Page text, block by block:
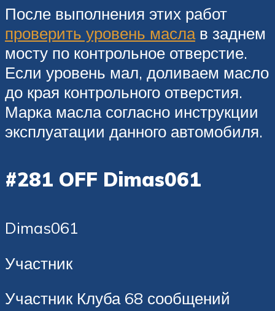
После выполнения этих работ
проверить уровень маслав заднем
мосту по контрольное отверстие.
Если уровень мал, доливаем масло
до края контрольного отверстия.
Марка масла согласно инструкции
эксплуатации данного автомобиля.
#281 OFF Dimas061
Dimas061
Участник
Участник Клуба 68 сообщений